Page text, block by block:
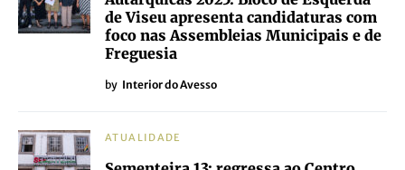
de Viseu apresenta candidaturas com
foco nas Assembleias Municipais e de
Freguesia
by Interior do Avesso
ATUALIDADE